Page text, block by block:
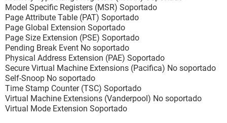
Tamaño 1024 MB
Tamaño total 64 bits
Ancho de datos 64 bits
Emplazamiento del dispositivo A4
Número del Banco Bank0/1
Fabricante Ninguno
Número de serie Ninguno
Etiqueta Ninguno
Número del tipo de componentes Ninguno
[ Periféricos de memoria / A6 ]
Model Specific Registers (MSR) Soportado
Page Attribute Table (PAT) Soportado
Page Global Extension Soportado
Page Size Extension (PSE) Soportado
Pending Break Event No soportado
Physical Address Extension (PAE) Soportado
Secure Virtual Machine Extensions (Pacifica) No soportado
Self-Snoop No soportado
Time Stamp Counter (TSC) Soportado
Virtual Machine Extensions (Vanderpool) No soportado
Virtual Mode Extension Soportado